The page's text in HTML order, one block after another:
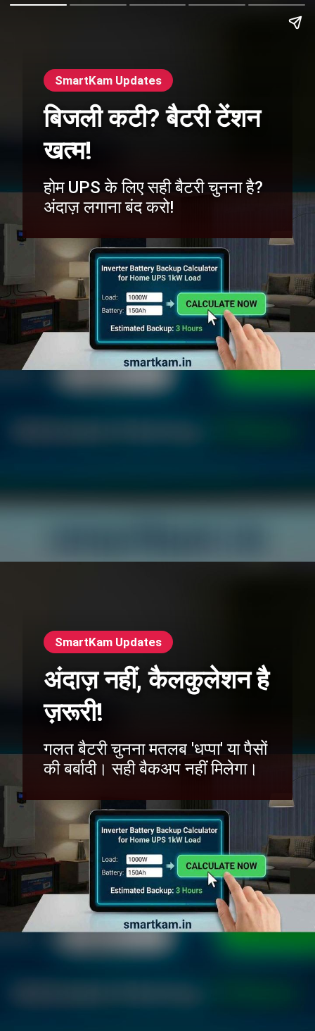
SmartKam Updates
बिजली कटी? बैटरी टेंशन
खत्म!
होम UPS के लिए सही बैटरी चुनना है?
अंदाज़ लगाना बंद करो!
SmartKam Updates
अंदाज़ नहीं, कैलकुलेशन है
ज़रूरी!
गलत बैटरी चुनना मतलब 'धप्पा' या पैसों
की बर्बादी। सही बैकअप नहीं मिलेगा।